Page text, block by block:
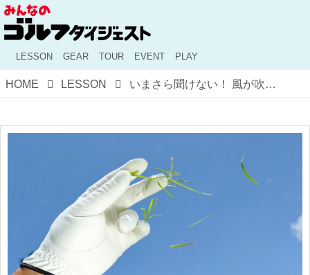
LESSON GEAR TOUR EVENT PLAY
HOME LESSON いまさら聞けない！ 風が吹いてもスコアをまとめるための「読み方」と「打ち方」の基本